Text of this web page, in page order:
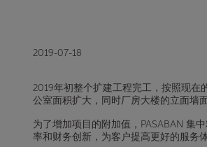
2019-07-18
2019年初整个扩建工程完工，按照现在
公室面积扩大，同时厂房大楼的立面墙
为了增加项目的附加值，PASABAN集
率和财务创新，为客户提高更好的服务体